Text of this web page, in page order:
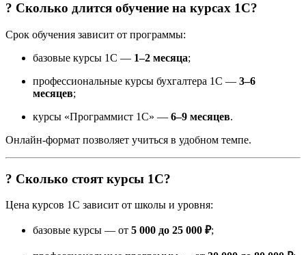
? Сколько длится обучение на курсах 1С?
Срок обучения зависит от программы:
базовые курсы 1С — 1–2 месяца;
профессиональные курсы бухгалтера 1С — 3–6
месяцев;
курсы «Программист 1С» — 6–9 месяцев.
Онлайн-формат позволяет учиться в удобном темпе.
? Сколько стоят курсы 1С?
Цена курсов 1С зависит от школы и уровня:
базовые курсы — от 5 000 до 25 000 ₽;